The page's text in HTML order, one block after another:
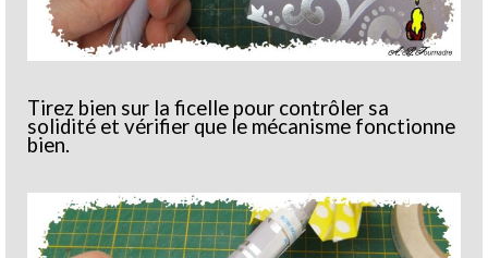
Tirez bien sur la ficelle pour contrôler sa
solidité et vérifier que le mécanisme fonctionne
bien.